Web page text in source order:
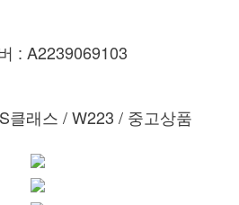
: A2239069103
클래스 /W223 / 중고상품